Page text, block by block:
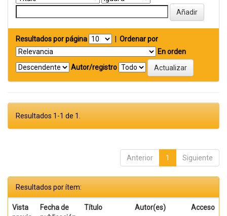
Resultados por página
Ordenar por
En orden
Autor/registro
Resultados 1-1 de 1.
Anterior 1 Siguiente
Resultados por ítem:
Vista
Fecha de
Título Autor(es) Acceso